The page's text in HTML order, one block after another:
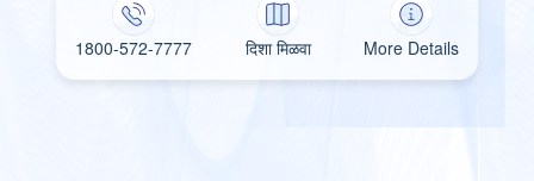
1800-572-7777 दिशा मिळवा More Details